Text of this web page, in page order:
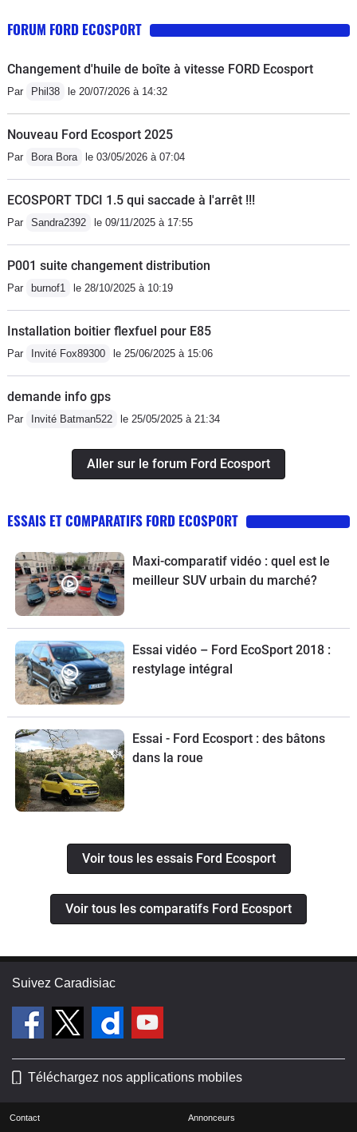
FORUM FORD ECOSPORT
Changement d'huile de boîte à vitesse FORD Ecosport
Par Phil38 le 20/07/2026 à 14:32
Nouveau Ford Ecosport 2025
Par Bora Bora le 03/05/2026 à 07:04
ECOSPORT TDCI 1.5 qui saccade à l'arrêt !!!
Par Sandra2392 le 09/11/2025 à 17:55
P001 suite changement distribution
Par burnof1 le 28/10/2025 à 10:19
Installation boitier flexfuel pour E85
Par Invité Fox89300 le 25/06/2025 à 15:06
demande info gps
Par Invité Batman522 le 25/05/2025 à 21:34
Aller sur le forum Ford Ecosport
ESSAIS ET COMPARATIFS FORD ECOSPORT
Maxi-comparatif vidéo : quel est le
meilleur SUV urbain du marché?
Essai vidéo – Ford EcoSport 2018 :
restylage intégral
Essai - Ford Ecosport : des bâtons
dans la roue
Voir tous les essais Ford Ecosport
Voir tous les comparatifs Ford Ecosport
Suivez Caradisiac
Téléchargez nos applications mobiles
Contact Annonceurs